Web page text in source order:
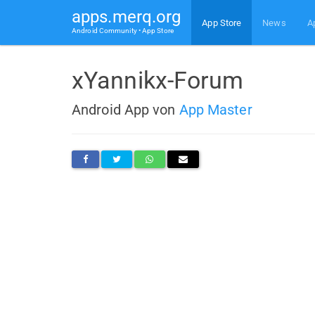
apps.merq.org
Android Community • App Store
App Store News
xYannikx-Forum
Android App von App Master